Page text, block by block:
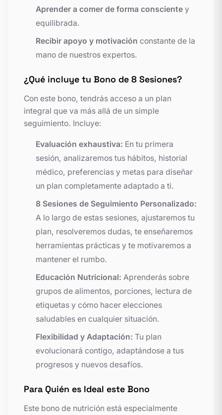
Aprender a comer de forma consciente y
equilibrada.
Recibir apoyo y motivación constante de la
mano de nuestros expertos.
¿Qué incluye tu Bono de 8 Sesiones?
Con este bono, tendrás acceso a un plan
integral que va más allá de un simple
seguimiento. Incluye:
Evaluación exhaustiva: En tu primera
sesión, analizaremos tus hábitos, historial
médico, preferencias y metas para diseñar
un plan completamente adaptado a ti.
8 Sesiones de Seguimiento Personalizado:
A lo largo de estas sesiones, ajustaremos tu
plan, resolveremos dudas, te enseñaremos
herramientas prácticas y te motivaremos a
mantener el rumbo.
Educación Nutricional: Aprenderás sobre
grupos de alimentos, porciones, lectura de
etiquetas y cómo hacer elecciones
saludables en cualquier situación.
Flexibilidad y Adaptación: Tu plan
evolucionará contigo, adaptándose a tus
progresos y nuevos desafíos.
Para Quién es Ideal este Bono
Este bono de nutrición está especialmente